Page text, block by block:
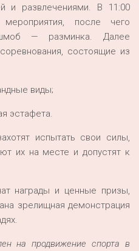
и развлечениями. В 11:00
после чего
— разминка. Далее
состоящие из
виды;
эстафета.
испытать свои силы,
их на месте и допустят к
награды и ценные призы,
зрелищная демонстрация
на продвижение спорта в